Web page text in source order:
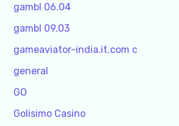
gambl 06.04
gambl 09.03
gameaviator-india.it.com c
general
GO
Golisimo Casino